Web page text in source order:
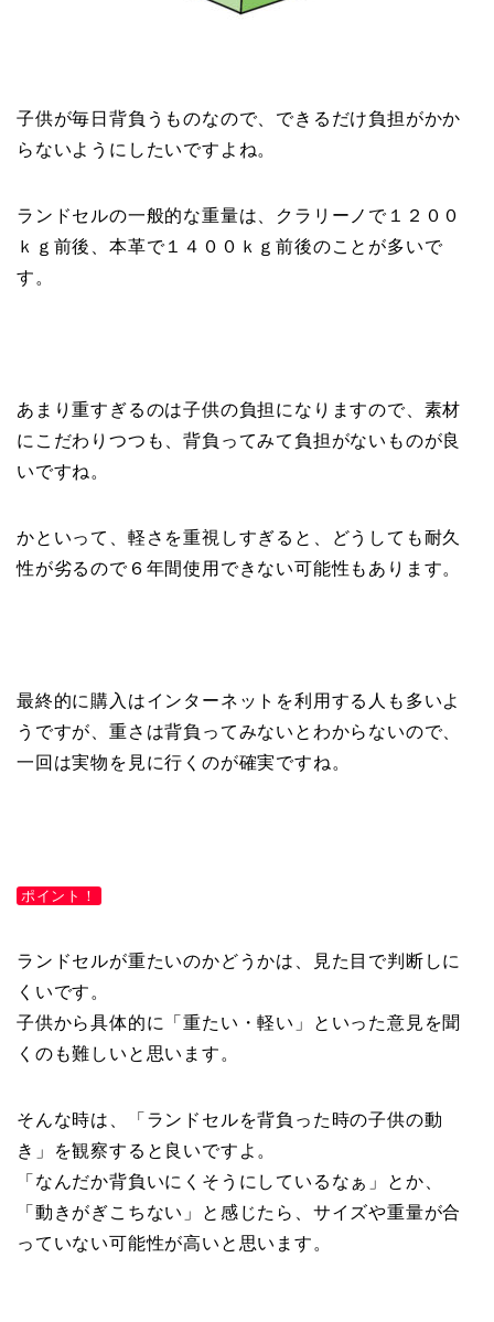
子供が毎日背負うものなので、できるだけ負担がかか
らないようにしたいですよね。
ランドセルの一般的な重量は、クラリーノで１２００
ｋｇ前後、本革で１４００ｋｇ前後のことが多いで
す。
あまり重すぎるのは子供の負担になりますので、素材
にこだわりつつも、背負ってみて負担がないものが良
いですね。
かといって、軽さを重視しすぎると、どうしても耐久
性が劣るので６年間使用できない可能性もあります。
最終的に購入はインターネットを利用する人も多いよ
うですが、重さは背負ってみないとわからないので、
一回は実物を見に行くのが確実ですね。
ポイント！
ランドセルが重たいのかどうかは、見た目で判断しに
くいです。
子供から具体的に「重たい・軽い」といった意見を聞
くのも難しいと思います。
そんな時は、「ランドセルを背負った時の子供の動
き」を観察すると良いですよ。
「なんだか背負いにくそうにしているなぁ」とか、
「動きがぎこちない」と感じたら、サイズや重量が合
っていない可能性が高いと思います。